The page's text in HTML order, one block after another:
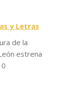
y Letras
de la
estrena